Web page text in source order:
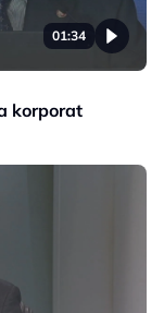
01:34
korporat